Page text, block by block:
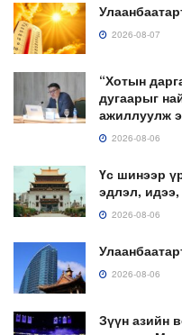
2026-08-07
“Хотын
дугаарыг
ажиллуулж
2026-08-06
Үс шинээр
эдлэл,
2026-08-06
2026-08-06
Зүүн азийн